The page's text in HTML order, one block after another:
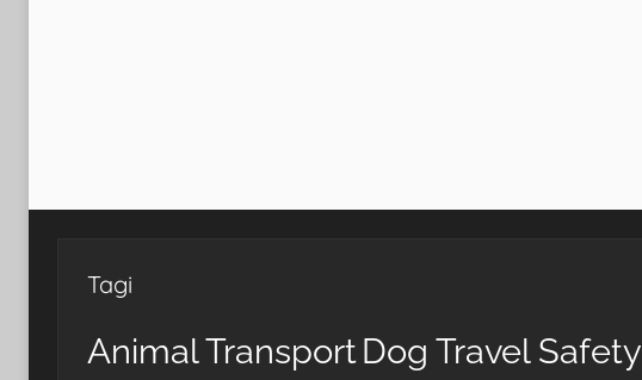
Tagi
Animal TransportDog Travel Safety